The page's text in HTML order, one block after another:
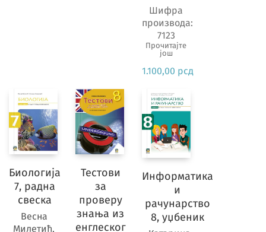
Шифра
производа:
7123
Прочитајте
још
1.100,00 рсд
Биологија
7, радна
свеска
Весна
Милетић,
Тестови
за
проверу
знања из
енглеског
Информатика
и
рачунарство
8, уџбеник